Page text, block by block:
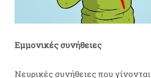
Εμμονικές συνήθειες
Νευρικές συνήθειες που γίνονται